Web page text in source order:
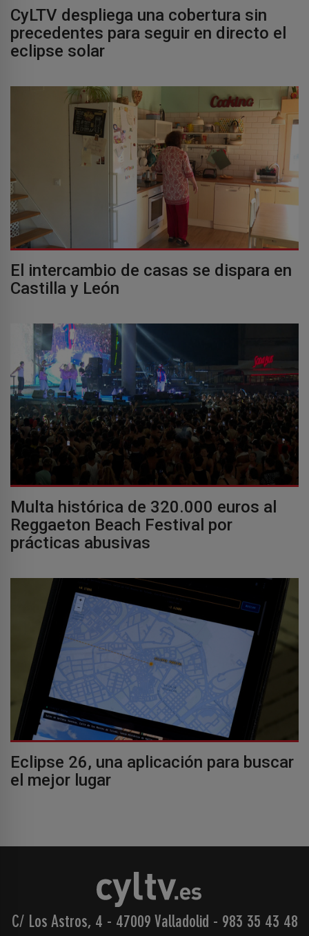
CyLTV despliega una cobertura sin
precedentes para seguir en directo el
eclipse solar
El intercambio de casas se dispara en
Castilla y León
Multa histórica de 320.000 euros al
Reggaeton Beach Festival por
prácticas abusivas
Eclipse 26, una aplicación para buscar
el mejor lugar
C/ Los Astros, 4 - 47009 Valladolid - 983 35 43 48